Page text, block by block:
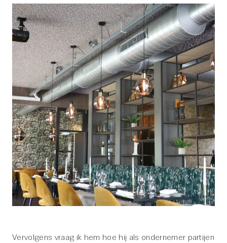
Vervolgens vraag ik hem hoe hij als ondernemer partijen